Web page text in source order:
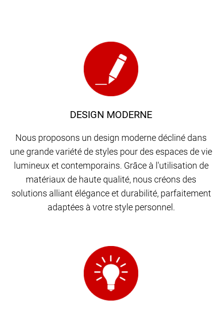
DESIGN MODERNE
Nous proposons un design moderne décliné dans
une grande variété de styles pour des espaces de vie
lumineux et contemporains. Grâce à l'utilisation de
matériaux de haute qualité, nous créons des
solutions alliant élégance et durabilité, parfaitement
adaptées à votre style personnel.